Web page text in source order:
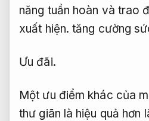
năng tuần hoàn và trao
xuất hiện. tăng cường
Ưu đãi.
Một ưu điểm khác của
thư giãn là hiệu quả hơn